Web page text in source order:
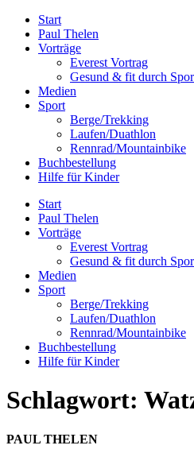
Zum
Inhalt
springen
Start
Paul Thelen
Vorträge
Everest Vortrag
Gesund & fit durch
Medien
Sport
Berge/Trekking
Laufen/Duathlon
Rennrad/Mountainbike
Buchbestellung
Hilfe für Kinder
Start
Paul Thelen
Vorträge
Everest Vortrag
Gesund & fit durch
Medien
Sport
Berge/Trekking
Laufen/Duathlon
Rennrad/Mountainbike
Buchbestellung
Hilfe für Kinder
Schlagwort:
PAUL THELEN